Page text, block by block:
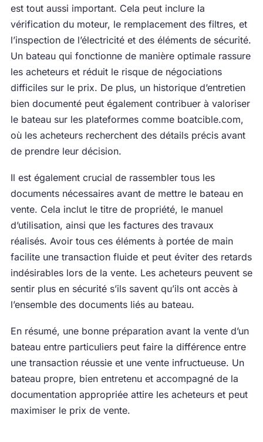
est tout aussi important. Cela peut inclure la
vérification du moteur, le remplacement des filtres, et
l’inspection de l’électricité et des éléments de sécurité.
Un bateau qui fonctionne de manière optimale rassure
les acheteurs et réduit le risque de négociations
difficiles sur le prix. De plus, un historique d’entretien
bien documenté peut également contribuer à valoriser
le bateau sur les plateformes comme boatcible.com,
où les acheteurs recherchent des détails précis avant
de prendre leur décision.
Il est également crucial de rassembler tous les
documents nécessaires avant de mettre le bateau en
vente. Cela inclut le titre de propriété, le manuel
d’utilisation, ainsi que les factures des travaux
réalisés. Avoir tous ces éléments à portée de main
facilite une transaction fluide et peut éviter des retards
indésirables lors de la vente. Les acheteurs peuvent se
sentir plus en sécurité s’ils savent qu’ils ont accès à
l’ensemble des documents liés au bateau.
En résumé, une bonne préparation avant la vente d’un
bateau entre particuliers peut faire la différence entre
une transaction réussie et une vente infructueuse. Un
bateau propre, bien entretenu et accompagné de la
documentation appropriée attire les acheteurs et peut
maximiser le prix de vente.